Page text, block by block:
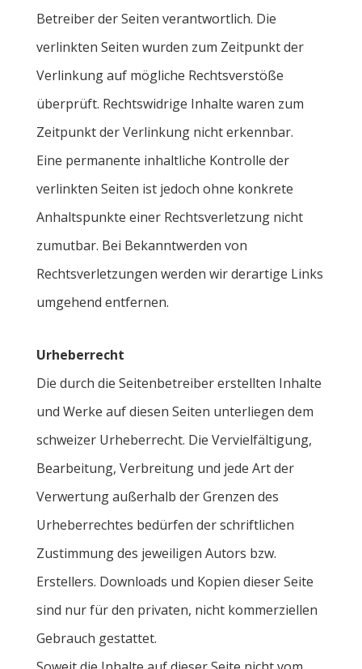
Betreiber der Seiten verantwortlich. Die
verlinkten Seiten wurden zum Zeitpunkt der
Verlinkung auf mögliche Rechtsverstöße
überprüft. Rechtswidrige Inhalte waren zum
Zeitpunkt der Verlinkung nicht erkennbar.
Eine permanente inhaltliche Kontrolle der
verlinkten Seiten ist jedoch ohne konkrete
Anhaltspunkte einer Rechtsverletzung nicht
zumutbar. Bei Bekanntwerden von
Rechtsverletzungen werden wir derartige Links
umgehend entfernen.
Urheberrecht
Die durch die Seitenbetreiber erstellten Inhalte
und Werke auf diesen Seiten unterliegen dem
schweizer Urheberrecht. Die Vervielfältigung,
Bearbeitung, Verbreitung und jede Art der
Verwertung außerhalb der Grenzen des
Urheberrechtes bedürfen der schriftlichen
Zustimmung des jeweiligen Autors bzw.
Erstellers. Downloads und Kopien dieser Seite
sind nur für den privaten, nicht kommerziellen
Gebrauch gestattet.